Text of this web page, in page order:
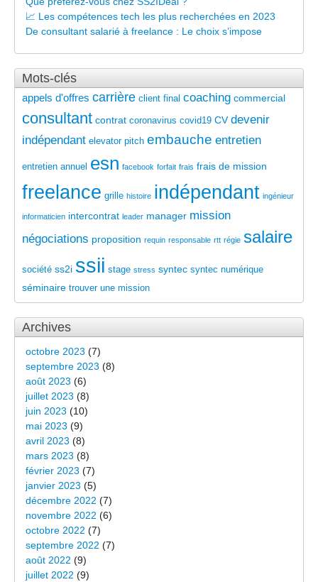
📈 Les compétences tech les plus recherchées en 2023
De consultant salarié à freelance : Le choix s’impose
Mots-clés
appels d'offres carrière client final coaching commercial
consultant contrat coronavirus covid19 CV devenir
indépendant elevator pitch embauche entretien
entretien annuel esn facebook forfait frais frais de mission
freelance grille histoire indépendant ingénieur
informaticien intercontrat leader manager mission
négociations proposition requin responsable rtt régie salaire
société ss2i ssii stage stress syntec syntec numérique
séminaire trouver une mission
Archives
octobre 2023 (7)
septembre 2023 (8)
août 2023 (6)
juillet 2023 (8)
juin 2023 (10)
mai 2023 (9)
avril 2023 (8)
mars 2023 (8)
février 2023 (7)
janvier 2023 (5)
décembre 2022 (7)
novembre 2022 (6)
octobre 2022 (7)
septembre 2022 (7)
août 2022 (9)
juillet 2022 (9)